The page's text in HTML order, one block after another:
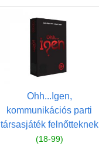
Ohh...Igen,
kommunikációs parti
társasjáték felnőtteknek
(18-99)